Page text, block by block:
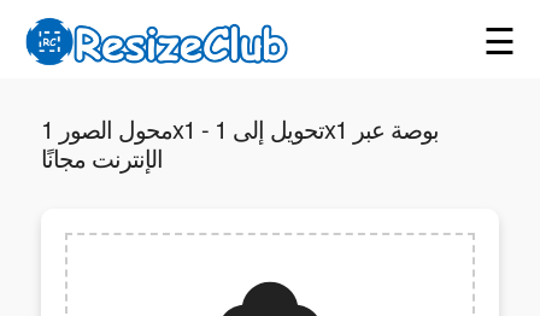
☰
محول الصور 1x1 - تحويل إلى 1x1 بوصة عبر
الإنترنت مجانًا